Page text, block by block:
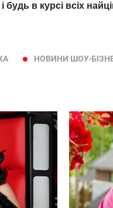
і будь в курсі всіх
НОВИНИ ШОУ-